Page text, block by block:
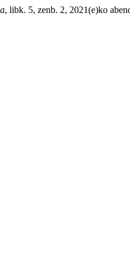
, libk. 5, zenb. 2, 2021(e)ko